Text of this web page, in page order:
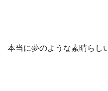
本当に夢のような素晴らし